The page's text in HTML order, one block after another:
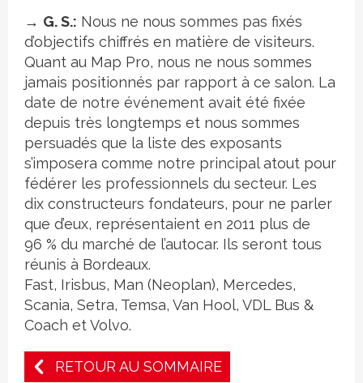
→ G. S.: Nous ne nous sommes pas fixés
d’objectifs chiffrés en matière de visiteurs.
Quant au Map Pro, nous ne nous sommes
jamais positionnés par rapport à ce salon. La
date de notre événement avait été fixée
depuis très longtemps et nous sommes
persuadés que la liste des exposants
s’imposera comme notre principal atout pour
fédérer les professionnels du secteur. Les
dix constructeurs fondateurs, pour ne parler
que d’eux, représentaient en 2011 plus de
96 % du marché de l’autocar. Ils seront tous
réunis à Bordeaux.
Fast, Irisbus, Man (Neoplan), Mercedes,
Scania, Setra, Temsa, Van Hool, VDL Bus &
Coach et Volvo.
RETOUR AU SOMMAIRE